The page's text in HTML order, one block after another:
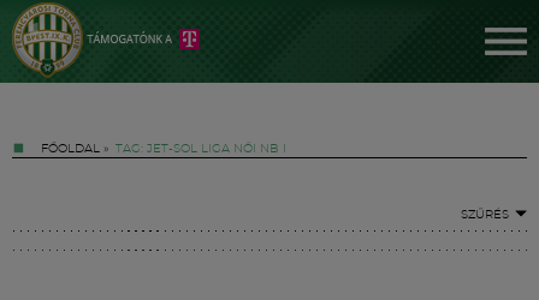
FŐOLDAL » TAG: JET-SOL LIGA NŐI NB I
SZŰRÉS